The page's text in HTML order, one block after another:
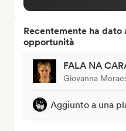
Recentemente ha
opportunità
FALA NA
Giovanna
Aggiunto a una